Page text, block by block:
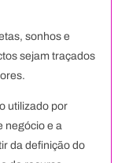
sonhos e
sejam traçados
utilizado por
negócio e a
da definição do